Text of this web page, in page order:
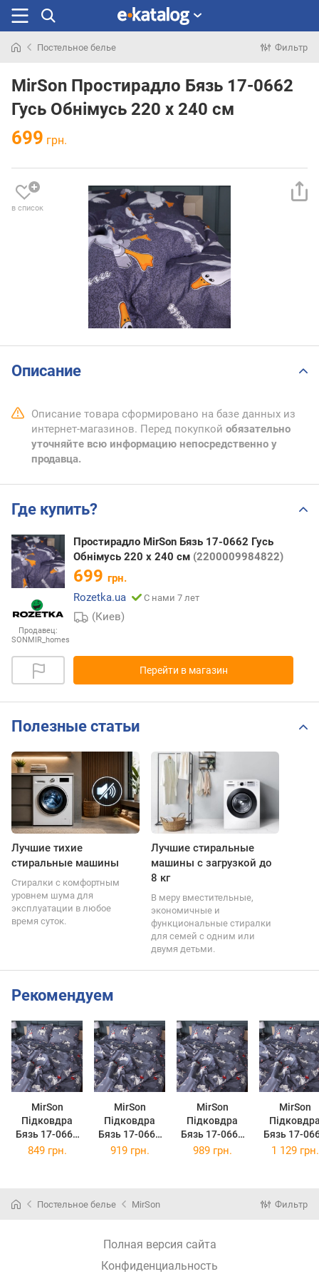
раньше
Постельное белье Фильтр
MirSon Простирадло Бязь 17-0662
Гусь Обнімусь 220 х 240 см
699 грн.
в список
Описание
Описание товара сформировано на базе данных из
интернет-магазинов. Перед покупкой обязательно
уточняйте всю информацию непосредственно у
продавца.
Где купить?
Продавец:
SONMIR_homes
Простирадло MirSon Бязь 17-0662 Гусь
Обнімусь 220 х 240 см (2200009984822)
699 грн.
Rozetka.ua
С нами 7 лет
(Киев)
Перейти в магазин
Полезные статьи
Лучшие тихие
стиральные машины
Стиралки с комфортным
уровнем шума для
эксплуатации в любое
время суток.
Лучшие стиральные
машины с загрузкой до
8 кг
В меру вместительные,
экономичные и
функциональные стиралки
для семей с одним или
двумя детьми.
Рекомендуем
MirSon
Підковдра
Бязь 17-0663
Cute Pug 143 x
MirSon
Підковдра
Бязь 17-0663
Cute Pug 160 x
MirSon
Підковдра
Бязь 17-0663
Cute Pug 175 x
MirSon
Бязь 17-
Cute Pug
849 грн. 919 грн. 989 грн. 1 129 грн.
Постельное белье MirSon Фильтр
Полная версия сайта
Конфиденциальность